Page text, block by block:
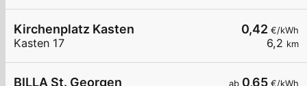
0,42 €/kWh
6,2 km
Kirchenplatz Kasten
Kasten 17
ab 0,65 €/kWh
BILLA St. Georgen